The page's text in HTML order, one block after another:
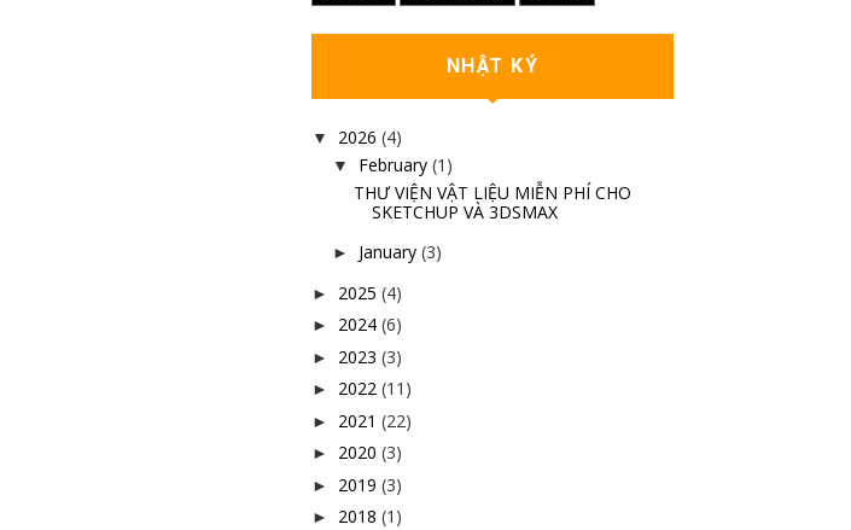
NHẬT KÝ
▼ 2026 (4)
▼ February (1)
THƯ VIỆN VẬT LIỆU MIỄN PHÍ CHO
SKETCHUP VÀ 3DSMAX
► January (3)
► 2025 (4)
► 2024 (6)
► 2023 (3)
► 2022 (11)
► 2021 (22)
► 2020 (3)
► 2019 (3)
► 2018 (1)